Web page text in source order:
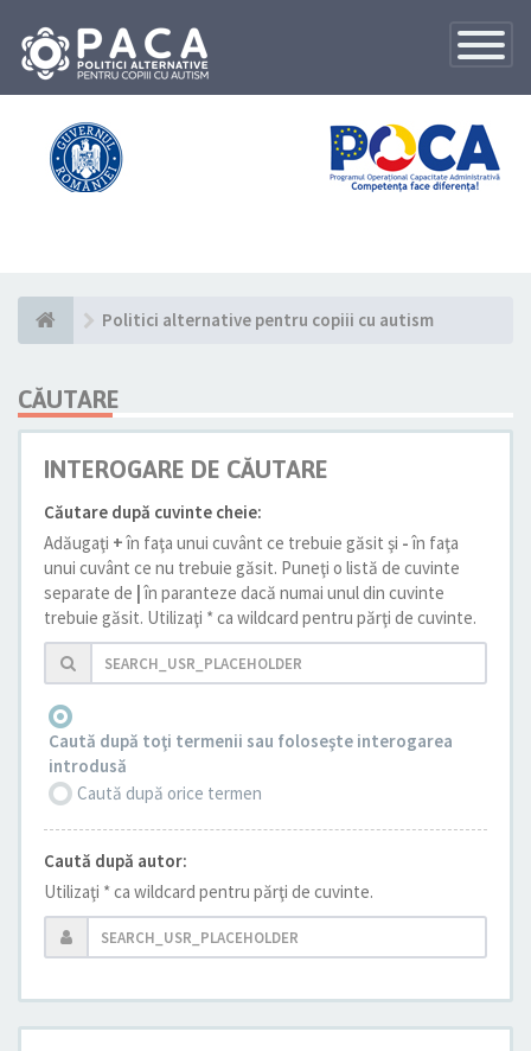
Toggle
Politici alternative pentru copiii cu autism
CĂUTARE
INTEROGARE DE CĂUTARE
Căutare după cuvinte cheie:
Adăugaţi +în faţa unui cuvânt ce trebuie găsit şi -în faţa
unui cuvânt ce nu trebuie găsit. Puneţi o listă de cuvinte
separate de |în paranteze dacă numai unul din cuvinte
trebuie găsit. Utilizaţi * ca wildcard pentru părţi de cuvinte.
Caută după toţi termenii sau foloseşte interogarea
introdusă
Caută după orice termen
Caută după autor:
Utilizaţi * ca wildcard pentru părţi de cuvinte.